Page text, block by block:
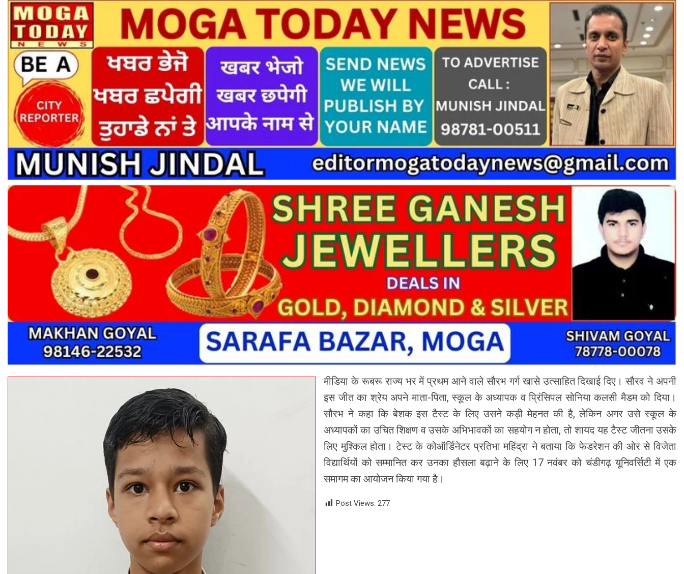
मीडिया के रूबरू राज्य भर में प्रथम आने वाले सौरभ गर्ग खासे उत्साहित दिखाई दिए। सौरव ने अपनी
इस जीत का श्रेय अपने माता-पिता, स्कूल के अध्यापक व प्रिंसिपल सोनिया कलसी मैडम को दिया।
सौरभ ने कहा कि बेशक इस टैस्ट के लिए उसने कड़ी मेहनत की है, लेकिन अगर उसे स्कूल के
अध्यापकों का उचित शिक्षण व उसके अभिभावकों का सहयोग न होता, तो शायद यह टैस्ट जीतना उसके
लिए मुश्किल होता। टेस्ट के कोऑर्डिनेटर प्रतिभा महिंद्रा ने बताया कि फेडरेशन की ओर से विजेता
विद्यार्थियों को सम्मानित कर उनका हौसला बढ़ाने के लिए 17 नवंबर को चंडीगढ़ यूनिवर्सिटी में एक
समागम का आयोजन किया गया है।
Post Views: 277